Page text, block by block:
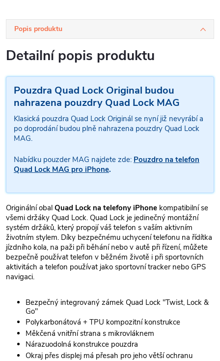
Popis produktu
Detailní popis produktu
Pouzdra Quad Lock Original budou
nahrazena pouzdry Quad Lock MAG
Klasická pouzdra Quad Lock Originál se nyní již nevyrábí a
po doprodání budou plně nahrazena pouzdry Quad Lock
MAG.
Nabídku pouzder MAG najdete zde: Pouzdro na telefon
Quad Lock MAG pro iPhone.
Originální obal Quad Lock na telefony iPhone kompatibilní se
všemi držáky Quad Lock. Quad Lock je jedinečný montážní
systém držáků, který propojí váš telefon s vaším aktivním
životním stylem. Díky bezpečnému uchycení telefonu na řídítka
jízdního kola, na paži při běhání nebo v autě při řízení, můžete
bezpečně používat telefon v běžném životě i při sportovních
aktivitách a telefon používat jako sportovní tracker nebo GPS
navigaci.
Bezpečný integrovaný zámek Quad Lock "Twist, Lock &
Go"
Polykarbonátová + TPU kompozitní konstrukce
Měkčená vnitřní strana s mikrovláknem
Nárazuodolná konstrukce pouzdra
Okraj přes displej má přesah pro jeho větší ochranu